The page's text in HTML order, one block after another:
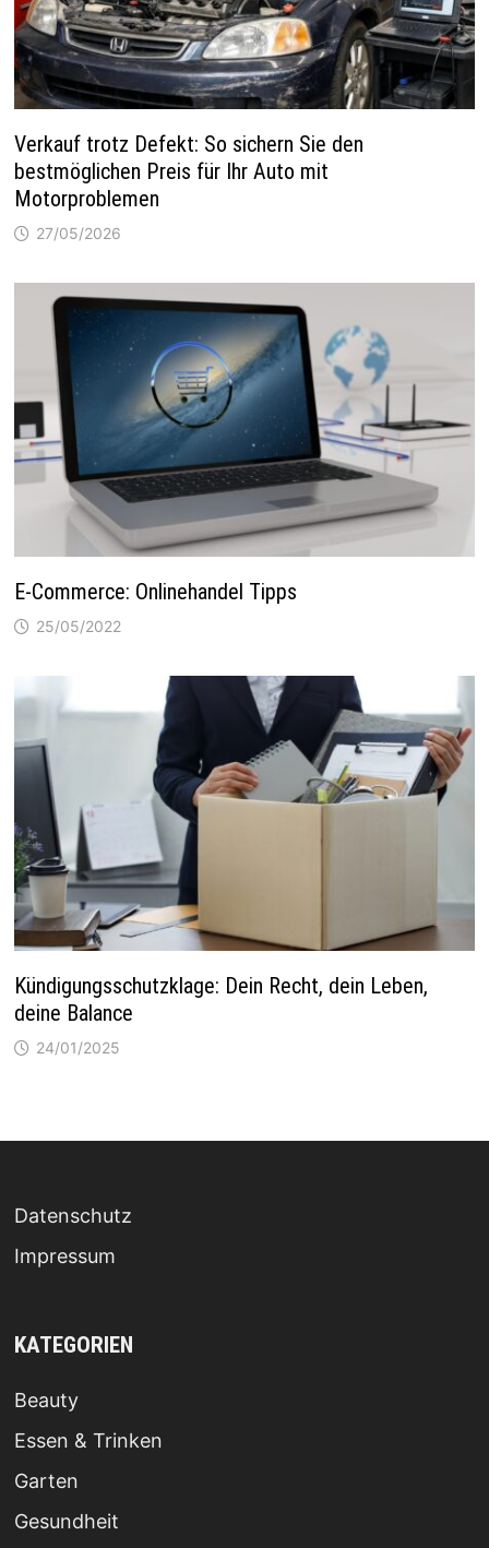
Verkauf trotz Defekt: So sichern Sie den
bestmöglichen Preis für Ihr Auto mit
Motorproblemen
27/05/2026
E-Commerce: Onlinehandel Tipps
25/05/2022
Kündigungsschutzklage: Dein Recht, dein Leben,
deine Balance
24/01/2025
Datenschutz
Impressum
KATEGORIEN
Beauty
Essen & Trinken
Garten
Gesundheit